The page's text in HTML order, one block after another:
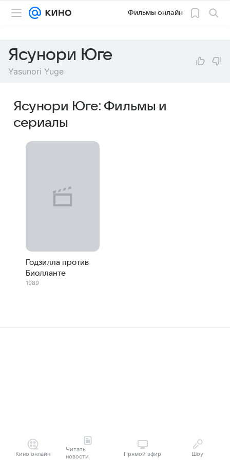
Фильмы онлайн
Ясунори Юге
Yasunori Yuge
Ясунори Юге: Фильмы и
сериалы
Годзилла против
Биолланте
1989
Кино онлайн
Читать
новости
Прямой эфир Шоу